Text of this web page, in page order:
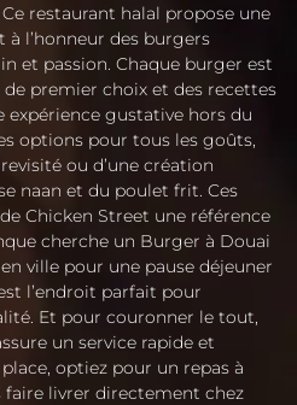
restaurant halal propose une
l’honneur des burgers
et passion. Chaque burger est
premier choix et des recettes
expérience gustative hors du
options pour tous les goûts,
revisité ou d’une création
naan et du poulet frit. Ces
Chicken Street une référence
cherche un Burger à Douai
ville pour une pause déjeuner
l’endroit parfait pour
Et pour couronner le tout,
un service rapide et
optiez pour un repas à
livrer directement chez